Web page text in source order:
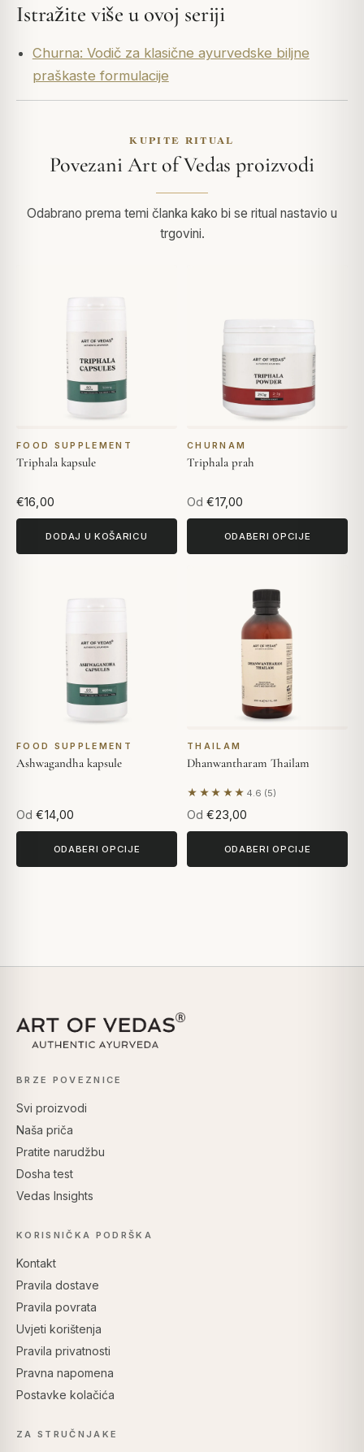
Istražite više u ovoj seriji
Churna: Vodič za klasične ayurvedske biljne
praškaste formulacije
KUPITE RITUAL
Povezani Art of Vedas proizvodi
Odabrano prema temi članka kako bi se ritual nastavio u
trgovini.
FOOD SUPPLEMENT
Triphala kapsule
€16,00
DODAJ U KOŠARICU
CHURNAM
Triphala prah
Od €17,00
ODABERI OPCIJE
FOOD SUPPLEMENT
Ashwagandha kapsule
Od €14,00
ODABERI OPCIJE
THAILAM
Dhanwantharam Thailam
★★★★★ 4.6 (5)
Na temelju 5 recenzija
Od €23,00
ODABERI OPCIJE
BRZE POVEZNICE
Svi proizvodi
Naša priča
Pratite narudžbu
Dosha test
Vedas Insights
KORISNIČKA PODRŠKA
Kontakt
Pravila dostave
Pravila povrata
Uvjeti korištenja
Pravila privatnosti
Pravna napomena
Postavke kolačića
ZA STRUČNJAKE